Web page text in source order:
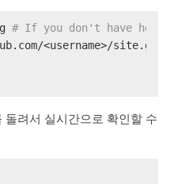
# If you don't have
<username>/site.git
려서 실시간으로 확인할 수